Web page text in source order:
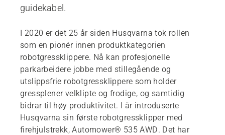
guidekabel.
I 2020 er det 25 år siden Husqvarna tok rollen
som en pionér innen produktkategorien
robotgressklippere. Nå kan profesjonelle
parkarbeidere jobbe med stillegående og
utslippsfrie robotgressklippere som holder
gressplener velklipte og frodige, og samtidig
bidrar til høy produktivitet. I år introduserte
Husqvarna sin første robotgressklipper med
firehjulstrekk, Automower® 535 AWD. Det har